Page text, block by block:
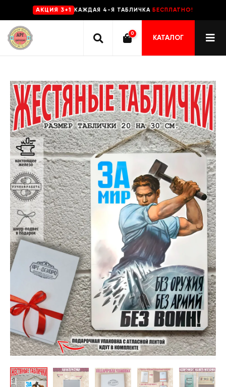
AKЦИЯ 3+1 КАЖДАЯ 4-Я ТАБЛИЧКА БЕСПЛАТНО!
0
КАТАЛОГ